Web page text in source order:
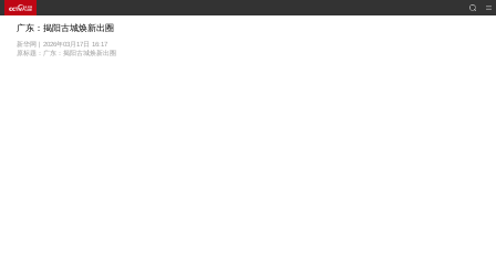
广东：揭阳古城焕新出圈
新华网 | 2026年03月17日 16:17
原标题：广东：揭阳古城焕新出圈